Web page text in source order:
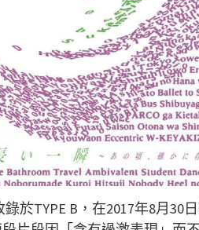
於TYPE B，在2017年8月30